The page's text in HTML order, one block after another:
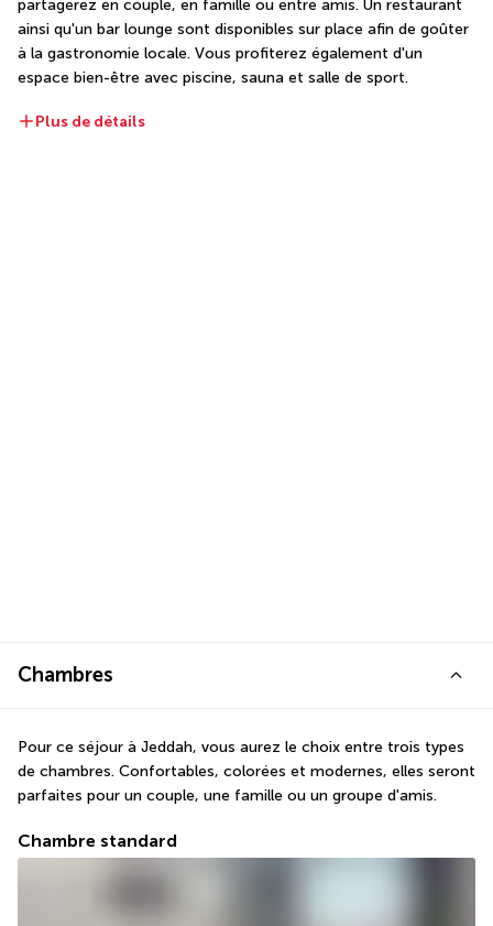
partagerez en couple, en famille ou entre amis. Un restaurant
ainsi qu'un bar lounge sont disponibles sur place afin de goûter
à la gastronomie locale. Vous profiterez également d'un
espace bien-être avec piscine, sauna et salle de sport.
Plus de détails
Chambres
Pour ce séjour à Jeddah, vous aurez le choix entre trois types
de chambres. Confortables, colorées et modernes, elles seront
parfaites pour un couple, une famille ou un groupe d'amis.
Chambre standard